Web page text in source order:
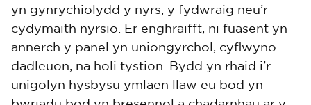
yn gynrychiolydd y nyrs, y fydwraig neu’r
cydymaith nyrsio. Er enghraifft, ni fuasent yn
annerch y panel yn uniongyrchol, cyflwyno
dadleuon, na holi tystion. Bydd yn rhaid i’r
unigolyn hysbysu ymlaen llaw eu bod yn